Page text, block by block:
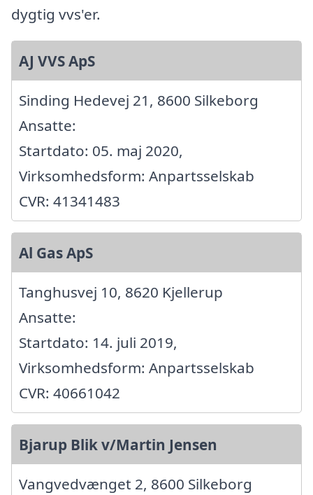
dygtig vvs'er.
AJ VVS ApS
Sinding Hedevej 21, 8600 Silkeborg
Ansatte:
Startdato: 05. maj 2020,
Virksomhedsform: Anpartsselskab
CVR: 41341483
Al Gas ApS
Tanghusvej 10, 8620 Kjellerup
Ansatte:
Startdato: 14. juli 2019,
Virksomhedsform: Anpartsselskab
CVR: 40661042
Bjarup Blik v/Martin Jensen
Vangvedvænget 2, 8600 Silkeborg